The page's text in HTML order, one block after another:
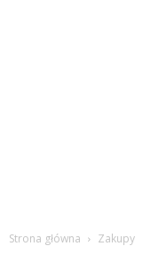
Strona główna Zakupy